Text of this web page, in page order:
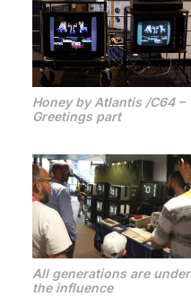
Honey by Atlantis /C64 –
Greetings part
All generations are under
the influence